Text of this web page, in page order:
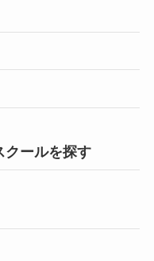
クールを探す